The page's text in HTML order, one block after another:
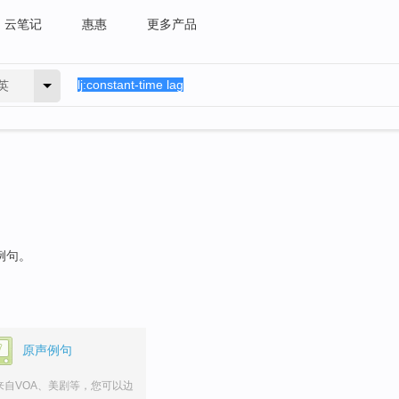
云笔记 惠惠 更多产品
。
原声例句
自VOA、美剧等，您可以边